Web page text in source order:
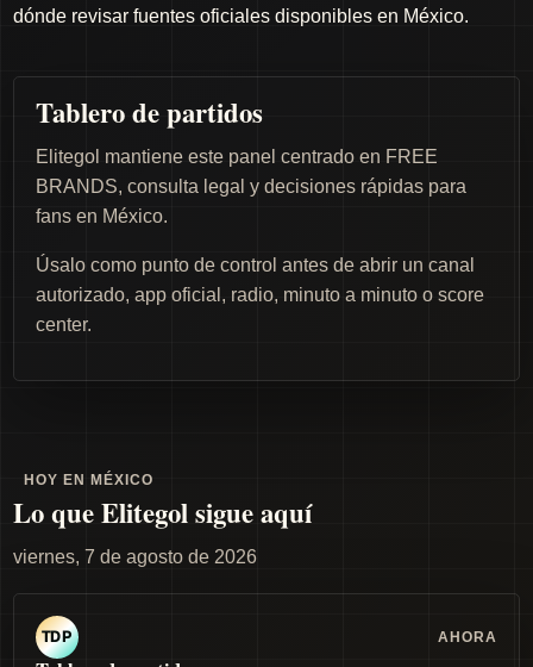
dónde revisar fuentes oficiales disponibles en México.
Tablero de partidos
Elitegol mantiene este panel centrado en FREE
BRANDS, consulta legal y decisiones rápidas para
fans en México.
Úsalo como punto de control antes de abrir un canal
autorizado, app oficial, radio, minuto a minuto o score
center.
HOY EN MÉXICO
Lo que Elitegol sigue aquí
viernes, 7 de agosto de 2026
TDP AHORA